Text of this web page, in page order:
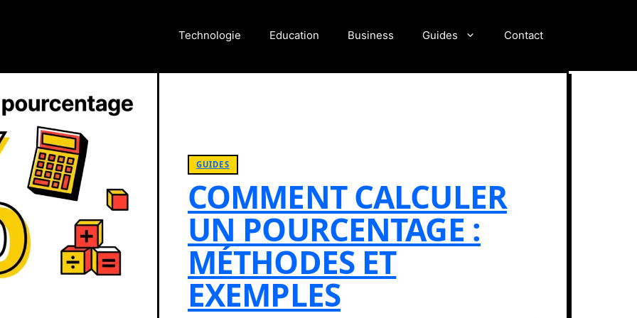
Technologie Education Business Guides Contact
GUIDES
COMMENT CALCULER
UN POURCENTAGE :
MÉTHODES ET
EXEMPLES